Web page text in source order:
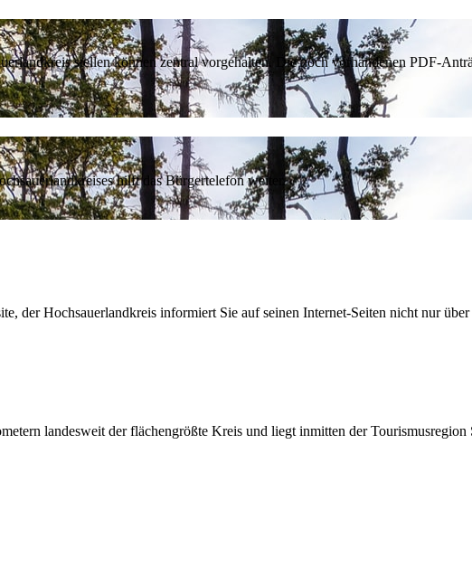
stellen können zentral vorgehalten. Die noch vorhandenen PDF-
hilft das Bürgertelefon weiter.
der Hochsauerlandkreis informiert Sie auf seinen Internet-Seiten nicht nur
landesweit der flächengrößte Kreis und liegt inmitten der Tourismusregion